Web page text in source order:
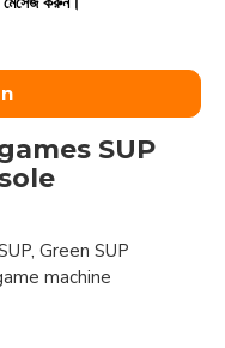
SUP
Green SUP
machine